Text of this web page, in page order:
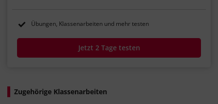
Übungen, Klassenarbeiten und mehr testen
Jetzt 2 Tage testen
Zugehörige Klassenarbeiten